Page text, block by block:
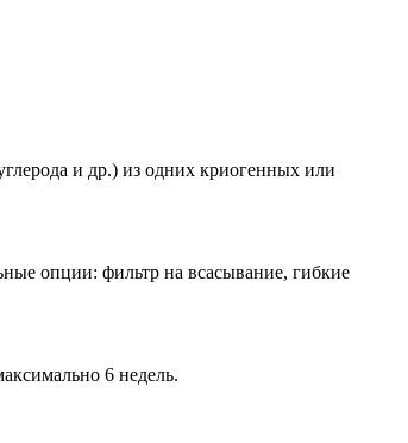
и др.) из одних криогенных или
опции: фильтр на всасывание, гибкие
6 недель.